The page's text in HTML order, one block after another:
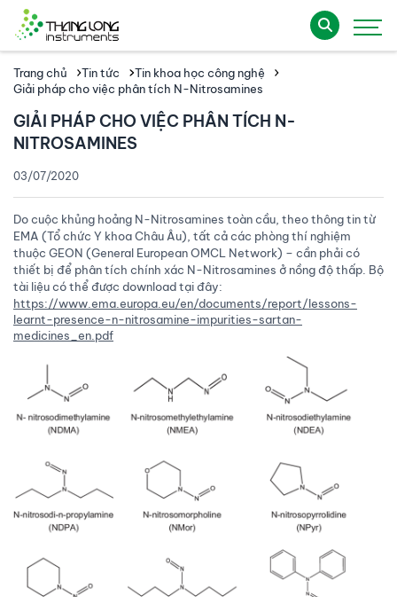
Trang chủ Tin tức
Tin khoa học công nghệ
Giải pháp cho việc phân tích N-Nitrosamines
GIẢI PHÁP CHO VIỆC PHÂN TÍCH N-
NITROSAMINES
03/07/2020
Do cuộc khủng hoảng N-Nitrosamines toàn cầu, theo thông tin từ
EMA (Tổ chức Y khoa Châu Âu), tất cả các phòng thí nghiệm
thuộc GEON (General European OMCL Network) – cần phải có
thiết bị để phân tích chính xác N-Nitrosamines ở nồng độ thấp. Bộ
tài liệu có thể được download tại đây:
https://www.ema.europa.eu/en/documents/report/lessons-
learnt-presence-n-nitrosamine-impurities-sartan-
medicines_en.pdf